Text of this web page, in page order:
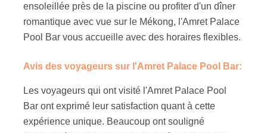
ensoleillée près de la piscine ou profiter d'un dîner
romantique avec vue sur le Mékong, l'Amret Palace
Pool Bar vous accueille avec des horaires flexibles.
Avis des voyageurs sur l'Amret Palace Pool Bar:
Les voyageurs qui ont visité l'Amret Palace Pool
Bar ont exprimé leur satisfaction quant à cette
expérience unique. Beaucoup ont souligné